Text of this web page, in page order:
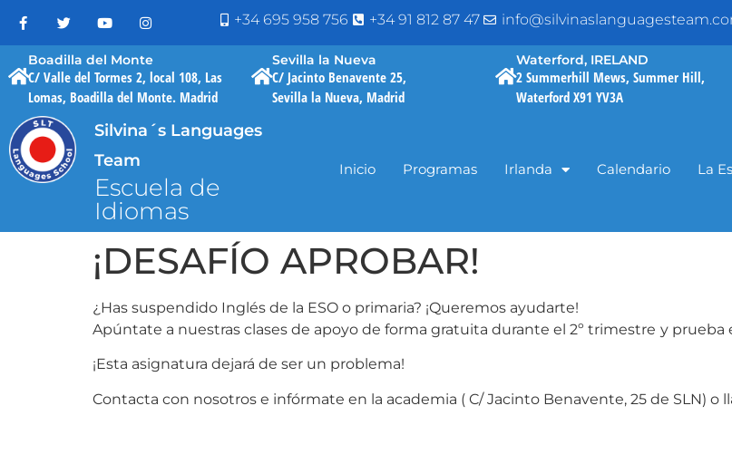
+34 695 958 756 +34 91 812 87 47
Boadilla del Monte
C/ Valle del Tormes 2, local 108, Las
Lomas, Boadilla del Monte. Madrid
Sevilla la Nueva
C/ Jacinto Benavente 25,
Sevilla la Nueva, Madrid
Waterford, IRELAND
2 Summerhill Mews, Summer Hill,
Waterford X91 YV3A
Silvina´s Languages
Team
Escuela de
Idiomas
Inicio Programas Irlanda Calendario La
¡DESAFÍO APROBAR!
¿Has suspendido Inglés de la ESO o primaria? ¡Queremos ayudarte!
Apúntate a nuestras clases de apoyo de forma gratuita durante el 2º trimestre y prueba
¡Esta asignatura dejará de ser un problema!
Contacta con nosotros e infórmate en la academia ( C/ Jacinto Benavente, 25 de SLN) o